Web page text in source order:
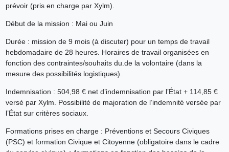
prévoir (pris en charge par Xylm).
Début de la mission : Mai ou Juin
Durée : mission de 9 mois (à discuter) pour un temps de travail
hebdomadaire de 28 heures. Horaires de travail organisées en
fonction des contraintes/souhaits du.de la volontaire (dans la
mesure des possibilités logistiques).
Indemnisation : 504,98 € net d’indemnisation par l’État + 114,85 €
versé par Xylm. Possibilité de majoration de l’indemnité versée par
l’État sur critères sociaux.
Formations prises en charge : Préventions et Secours Civiques
(PSC) et formation Civique et Citoyenne (obligatoire dans le cadre